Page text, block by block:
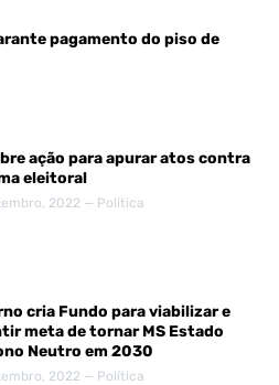
pagamento do piso de
ação para apurar atos contra
eleitoral
2022 — Política
cria Fundo para viabilizar e
meta de tornar MS Estado
Neutro em 2030
2022 — Política